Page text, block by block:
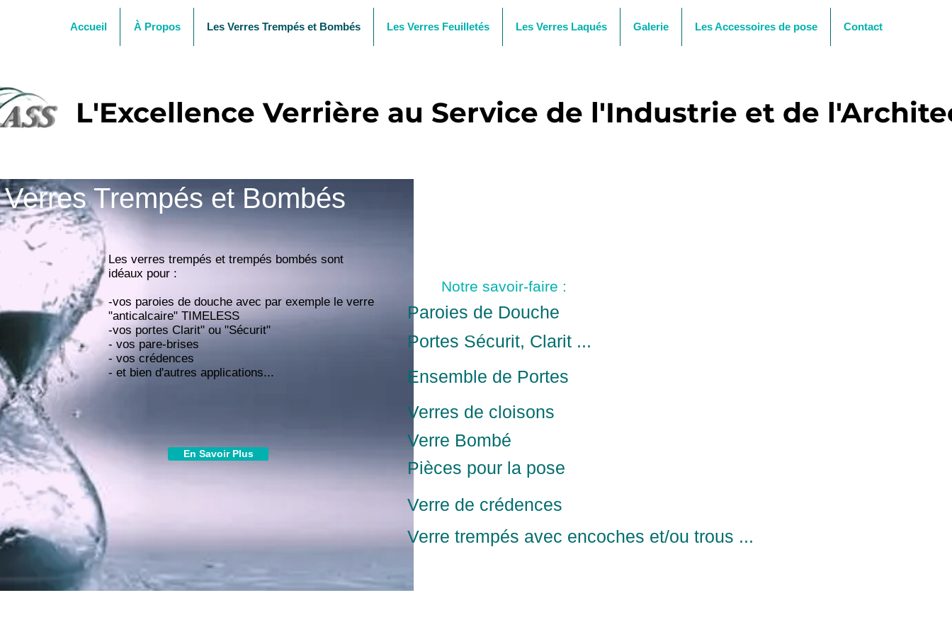
Accueil À Propos Les Verres Trempés et Bombés Les Verres Feuilletés Les Verres Laqués Galerie Les Accessoires de pose Contact
L'Excellence Verrière au Service de l'Industrie et de
Portes Sécurit, Clarit ...
Notre savoir-faire :
Paroies de Douche
Verre Bombé
En Savoir Plus
Trempés et Bombés
Les verres trempés et trempés bombés sont
idéaux pour :
-vos paroies de douche avec par exemple le verre
"anticalcaire" TIMELESS
-vos portes Clarit" ou "Sécurit"
- vos pare-brises
- vos crédences
- et bien d'autres applications...
Verre trempés avec encoches et/ou trous ...
Ensemble de Portes
Verres de cloisons
Pièces pour la pose
Verre de crédences